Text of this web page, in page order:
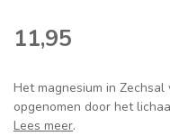
11,95
Het magnesium in
opgenomen door het
Lees meer.